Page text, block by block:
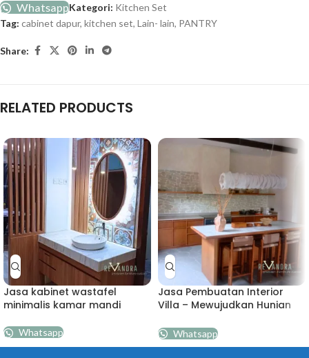
WhatsappKategori: Kitchen Set
Tag: cabinet dapur, kitchen set, Lain- lain, PANTRY
Share:
RELATED PRODUCTS
Jasa kabinet wastafel
minimalis kamar mandi
Whatsapp
Jasa Pembuatan Interior
Villa – Mewujudkan Hunian
Whatsapp